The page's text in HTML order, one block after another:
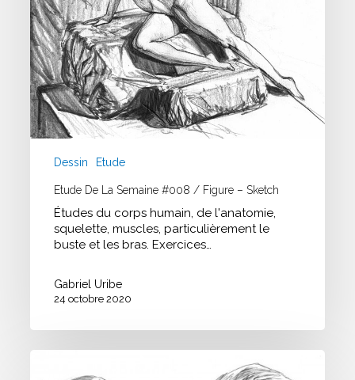
Dessin Etude
Etude De La Semaine #008 / Figure – Sketch
Études du corps humain, de l'anatomie,
squelette, muscles, particulièrement le
buste et les bras. Exercices…
Gabriel Uribe
24 octobre 2020